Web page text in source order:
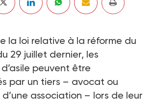
la loi relative à la réforme du
29 juillet dernier, les
peuvent être
par un tiers – avocat ou
association – lors de leur